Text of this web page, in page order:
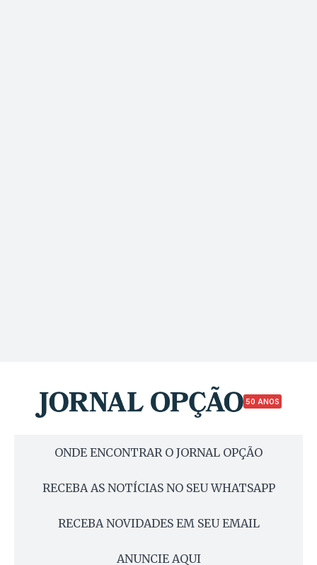
50 ANOS
ONDE ENCONTRAR O JORNAL OPÇÃO
RECEBA AS NOTÍCIAS NO SEU WHATSAPP
RECEBA NOVIDADES EM SEU EMAIL
ANUNCIE AQUI